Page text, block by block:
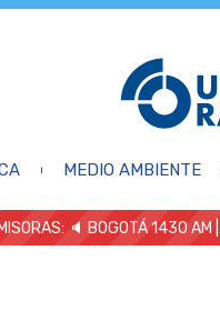
MEDIO AMBIENTE
🔈 BOGOTÁ 1430 AM